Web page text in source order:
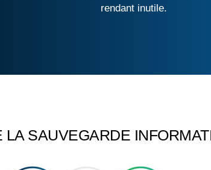
rendant inutile.
LA SAUVEGARDE